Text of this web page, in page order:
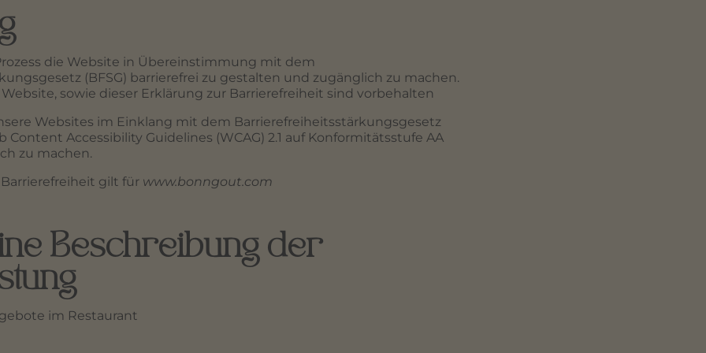
die Website in Übereinstimmung mit dem
(BFSG) barrierefrei zu gestalten und zugänglich zu machen.
sowie dieser Erklärung zur Barrierefreiheit sind vorbehalten
Websites im Einklang mit dem Barrierefreiheitsstärkungsgesetz
Content Accessibility Guidelines (WCAG) 2.1 auf Konformitätsstufe AA
zu machen.
gilt für www.bonngout.com
Beschreibung der
im Restaurant